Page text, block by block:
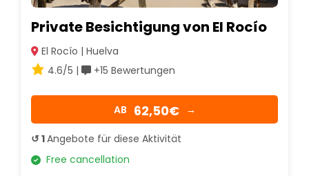
Private Besichtigung von El Rocío
El Rocío | Huelva
4.6/5 |
+15 Bewertungen
AB 62,50€ →
↺ 1Angebote für diese Aktivität
Free cancellation